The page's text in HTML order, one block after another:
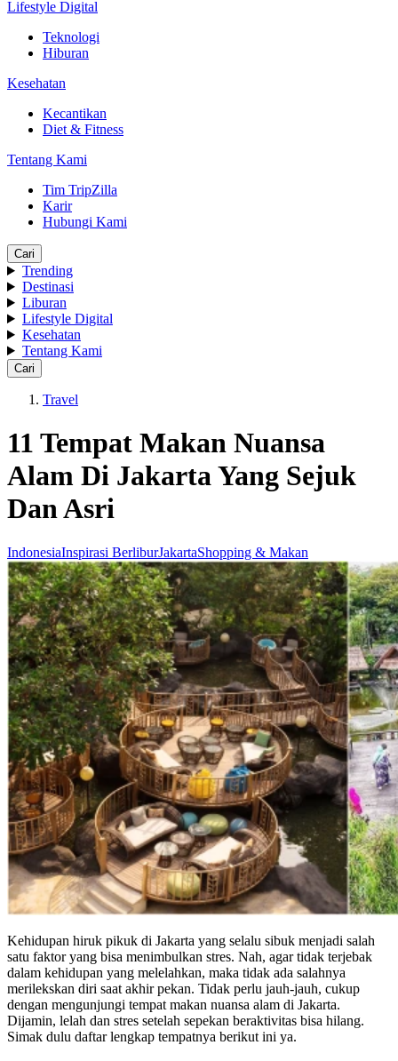
Lifestyle Digital
Teknologi
Hiburan
Kesehatan
Kecantikan
Diet & Fitness
Tentang Kami
Tim TripZilla
Karir
Hubungi Kami
Cari
Trending
Destinasi
Liburan
Lifestyle Digital
Kesehatan
Tentang Kami
Cari
Travel
11 Tempat Makan Nuansa
Alam Di Jakarta Yang Sejuk
Dan Asri
IndonesiaInspirasi BerliburJakartaShopping & Makan
Kehidupan hiruk pikuk di Jakarta yang selalu sibuk menjadi salah
satu faktor yang bisa menimbulkan stres. Nah, agar tidak terjebak
dalam kehidupan yang melelahkan, maka tidak ada salahnya
merilekskan diri saat akhir pekan. Tidak perlu jauh-jauh, cukup
dengan mengunjungi tempat makan nuansa alam di Jakarta.
Dijamin, lelah dan stres setelah sepekan beraktivitas bisa hilang.
Simak dulu daftar lengkap tempatnya berikut ini ya.